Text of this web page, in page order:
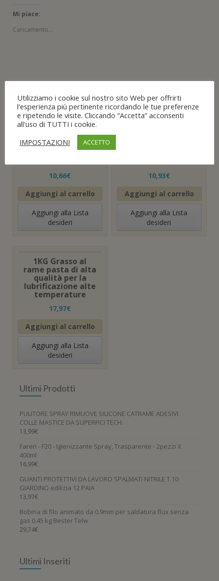
Mi piace:
Caricamento...
Prodotti correlati
Grasso SPRAY
400ml al rame
speciale per alti
carichi alte
temperature anti
10,66€
Aggiungi al carrello
Aggiungi alla Lista
desideri
Grasso SPRAY
10,93€
Aggiungi al carrello
Aggiungi alla Lista
desideri
1KG Grasso al
rame pasta di alta
qualità per la
lubrificazione alte
temperature
17,97€
Aggiungi al carrello
Aggiungi alla Lista
desideri
Ultimi Prodotti
PULITORE SPRAY RIMUOVE SILICONE CATRAME ADESIVI
COLLE MASTICE DA SUPERFICI TECH.
13,99€
Faren - F20 - Igienizzante Spray, Trasparente - 2pezzi X
400ml
16,99€
GUANTI PROTETTIVI DA LAVORO SPALMATI NITRILE T.10
GIARDINO edilizia 12 PAIA
13,97€
Bobina di filo animato da 0.9mm per saldatura flux senza
gas 0.45 kg Bester Telw
29,74€
Ultimi Inseriti
Utilizziamo i cookie sul nostro sito Web per offrirti
l'esperienza più pertinente ricordando le tue preferenze
e ripetendo le visite. Cliccando “Accetta” acconsenti
all'uso di TUTTI i cookie.
IMPOSTAZIONI
ACCETTO